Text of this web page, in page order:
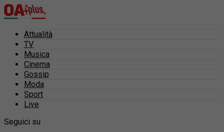
Attualità
TV
Musica
Cinema
Gossip
Moda
Sport
Live
Seguici su